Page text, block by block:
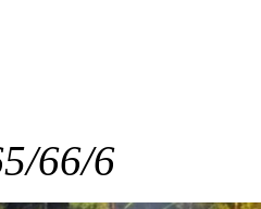
5/66/6